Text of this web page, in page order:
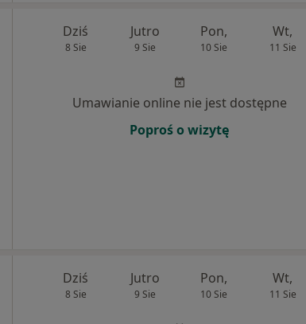
Dziś
8 Sie
Jutro
9 Sie
Pon,
10 Sie
Wt,
11 Sie
Umawianie online nie jest dostępne
Poproś o wizytę
Dziś
8 Sie
Jutro
9 Sie
Pon,
10 Sie
Wt,
11 Sie